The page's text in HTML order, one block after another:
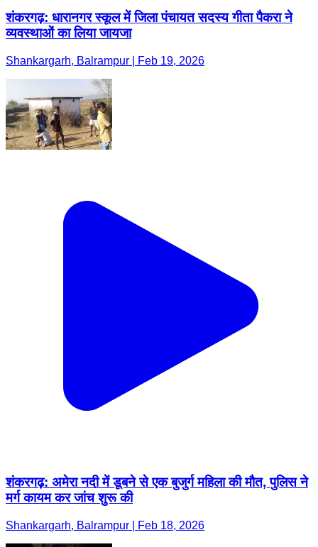
शंकरगढ़: धारानगर स्कूल में जिला पंचायत सदस्य गीता पैकरा ने
व्यवस्थाओं का लिया जायजा
Shankargarh, Balrampur | Feb 19, 2026
शंकरगढ़: अमेरा नदी में डूबने से एक बुजुर्ग महिला की मौत, पुलिस ने
मर्ग कायम कर जांच शुरू की
Shankargarh, Balrampur | Feb 18, 2026